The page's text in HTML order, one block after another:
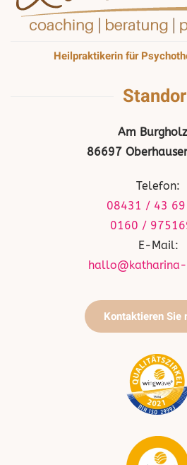
Heilpraktikerin für
Am
86697
Telefon:
08431 / 43
0160 /
E-Mail:
Kontaktieren Sie